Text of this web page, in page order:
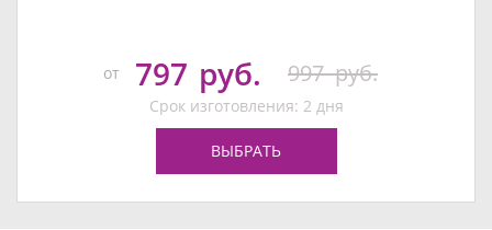
от 797 руб. 997 руб.
Срок изготовления: 2 дня
ВЫБРАТЬ